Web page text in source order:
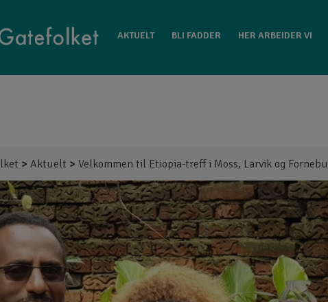
AKTUELT BLI FADDER HER ARBEIDER VI
HER ARBEIDER VI OM OSS KONTAKT GATEFOLKET
> Aktuelt > Velkommen til Etiopia-treff i Moss, Larvik og Fornebu